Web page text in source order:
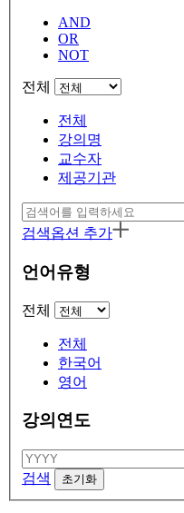
AND
OR
NOT
전체
전체
강의명
교수자
제공기관
검색옵션 추가
언어유형
전체
전체
한국어
영어
강의연도
검색